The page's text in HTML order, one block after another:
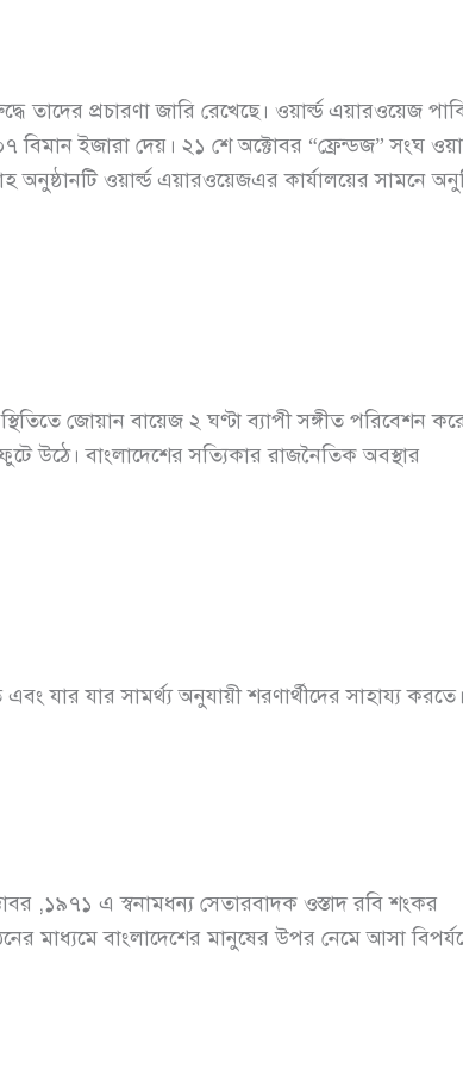
প্রচারণা জারি রেখেছে। ওয়ার্ল্ড এয়ারওয়েজ
বিমান ইজারা দেয়। ২১ শে অক্টোবর “ফ্রেন্ডজ” সংঘ
ওয়ার্ল্ড এয়ারওয়েজএর কার্যালয়ের সামনে
জোয়ান বায়েজ ২ ঘণ্টা ব্যাপী সঙ্গীত পরিবেশন
উঠে। বাংলাদেশের সত্যিকার রাজনৈতিক অবস্থার
যার যার সামর্থ্য অনুযায়ী শরণার্থীদের সাহায্য করতে।
,১৯৭১ এ স্বনামধন্য সেতারবাদক ওস্তাদ রবি শংকর
মাধ্যমে বাংলাদেশের মানুষের উপর নেমে আসা